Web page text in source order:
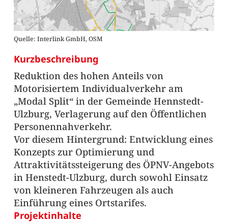
Quelle: Interlink GmbH, OSM
Kurzbeschreibung
Reduktion des hohen Anteils von
Motorisiertem Individualverkehr am
„Modal Split“ in der Gemeinde Hennstedt-
Ulzburg, Verlagerung auf den Öffentlichen
Personennahverkehr.
Vor diesem Hintergrund: Entwicklung eines
Konzepts zur Optimierung und
Attraktivitätssteigerung des ÖPNV-Angebots
in Henstedt-Ulzburg, durch sowohl Einsatz
von kleineren Fahrzeugen als auch
Einführung eines Ortstarifes.
Projektinhalte